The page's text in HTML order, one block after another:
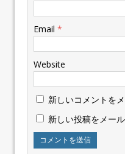
Email *
Website
新しいコメントを
新しい投稿をメー